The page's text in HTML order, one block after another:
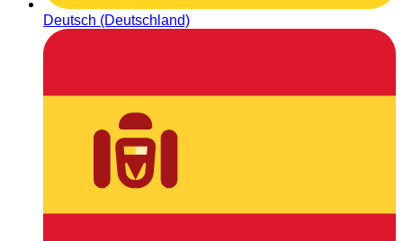
Deutsch (Deutschland)